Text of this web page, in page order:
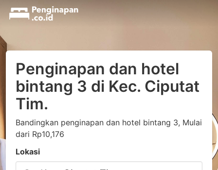
Penginapan dan hotel
bintang 3 di Kec. Ciputat
Tim.
Bandingkan penginapan dan hotel bintang 3, Mulai
dari Rp10,176
Lokasi